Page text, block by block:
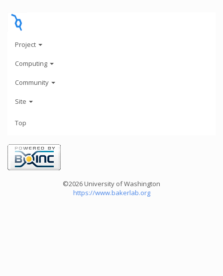
Project
Computing
Community
Site
Top
©2026 University of Washington
https://www.bakerlab.org